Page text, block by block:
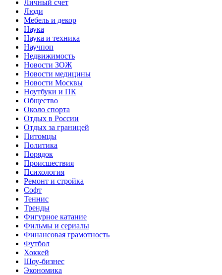
Личный счет
Люди
Мебель и декор
Наука
Наука и техника
Научпоп
Недвижимость
Новости ЗОЖ
Новости медицины
Новости Москвы
Ноутбуки и ПК
Общество
Около спорта
Отдых в России
Отдых за границей
Питомцы
Политика
Порядок
Происшествия
Психология
Ремонт и стройка
Софт
Теннис
Тренды
Фигурное катание
Фильмы и сериалы
Финансовая грамотность
Футбол
Хоккей
Шоу-бизнес
Экономика